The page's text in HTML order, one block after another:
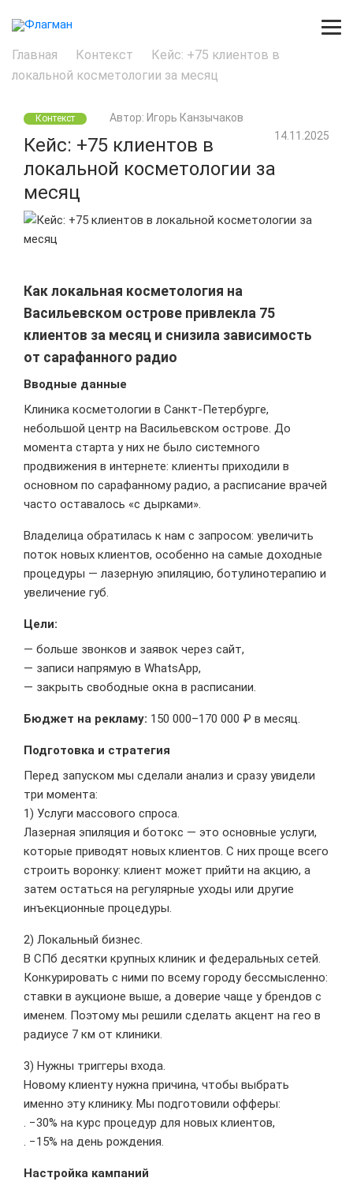
Главная Контекст
Кейс: +75 клиентов в
локальной косметологии за месяц
Контекст
Автор: Игорь Канзычаков
14.11.2025
Кейс: +75 клиентов в
локальной косметологии за
месяц
Как локальная косметология на
Васильевском острове привлекла 75
клиентов за месяц и снизила зависимость
от сарафанного радио
Вводные данные
Клиника косметологии в Санкт-Петербурге,
небольшой центр на Васильевском острове. До
момента старта у них не было системного
продвижения в интернете: клиенты приходили в
основном по сарафанному радио, а расписание врачей
часто оставалось «с дырками».
Владелица обратилась к нам с запросом: увеличить
поток новых клиентов, особенно на самые доходные
процедуры — лазерную эпиляцию, ботулинотерапию и
увеличение губ.
Цели:
— больше звонков и заявок через сайт,
— записи напрямую в WhatsApp,
— закрыть свободные окна в расписании.
Бюджет на рекламу: 150 000–170 000 ₽ в месяц.
Подготовка и стратегия
Перед запуском мы сделали анализ и сразу увидели
три момента:
1) Услуги массового спроса.
Лазерная эпиляция и ботокс — это основные услуги,
которые приводят новых клиентов. С них проще всего
строить воронку: клиент может прийти на акцию, а
затем остаться на регулярные уходы или другие
инъекционные процедуры.
2) Локальный бизнес.
В СПб десятки крупных клиник и федеральных сетей.
Конкурировать с ними по всему городу бессмысленно:
ставки в аукционе выше, а доверие чаще у брендов с
именем. Поэтому мы решили сделать акцент на гео в
радиусе 7 км от клиники.
3) Нужны триггеры входа.
Новому клиенту нужна причина, чтобы выбрать
именно эту клинику. Мы подготовили офферы:
. −30% на курс процедур для новых клиентов,
. −15% на день рождения.
Настройка кампаний